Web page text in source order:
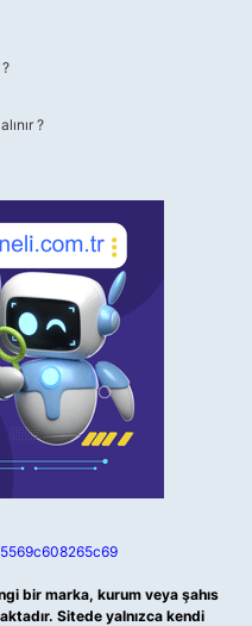
?
bir marka, kurum veya şahıs
Sitede yalnızca kendi